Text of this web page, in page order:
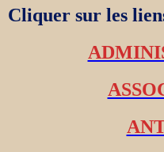
Cliquer sur les